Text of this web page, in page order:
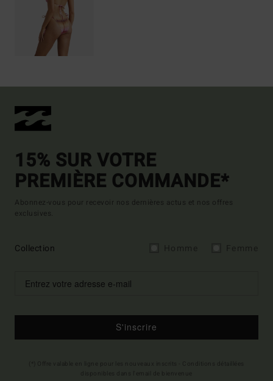
15% SUR VOTRE
PREMIÈRE COMMANDE*
Abonnez-vous pour recevoir nos dernières actus et nos offres
exclusives.
Collection
S'inscrire